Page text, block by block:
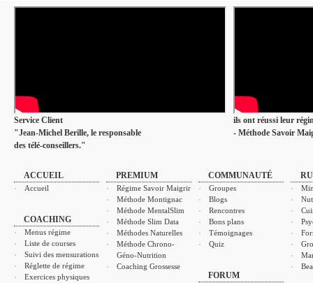
Service Client
"Jean-Michel Berille, le responsable
des télé-conseillers."
ils ont réussi leur
- Méthode Savoir
ACCUEIL
Accueil
COACHING
Menus régime
Liste de courses
Suivi des mensurations
Réglette de régime
Exercices physiques
PREMIUM
Régime Savoir Maigrir
Méthode Montignac
Méthode MentalSlim
Méthode Slim Data
Méthodes Naturelles
Méthode Chrono-
Géno-Nutrition
Coaching Grossesse
COMMUNAUTÉ
Groupes
Blogs
Rencontres
Bons plans
Témoignages
Quiz
FORUM